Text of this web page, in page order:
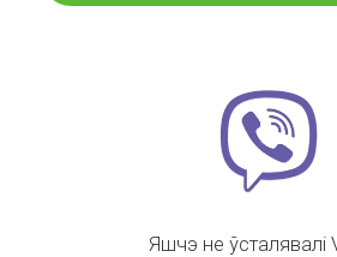
Яшчэ не ўсталявалі